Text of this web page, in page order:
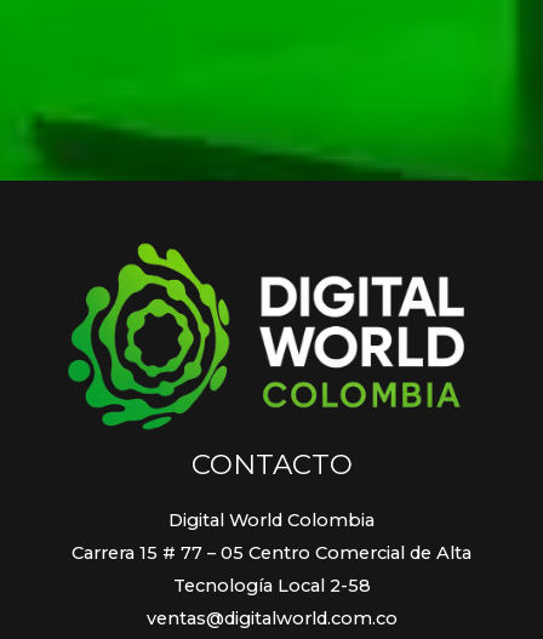
CONTACTO
Digital World Colombia
Carrera 15 # 77 – 05 Centro Comercial de Alta
Tecnología Local 2-58
ventas@digitalworld.com.co